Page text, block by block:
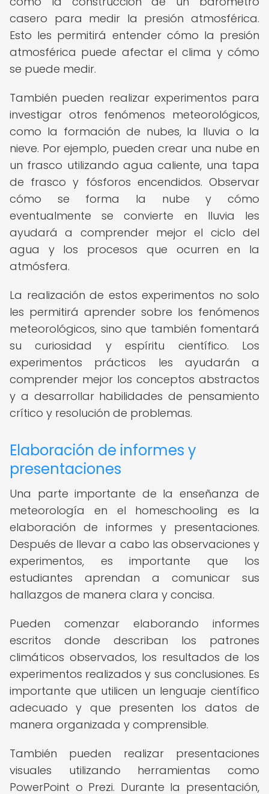
casero para medir la presión atmosférica.
Esto les permitirá entender cómo la presión
atmosférica puede afectar el clima y cómo
se puede medir.
También pueden realizar experimentos para
investigar otros fenómenos meteorológicos,
como la formación de nubes, la lluvia o la
nieve. Por ejemplo, pueden crear una nube en
un frasco utilizando agua caliente, una tapa
de frasco y fósforos encendidos. Observar
cómo se forma la nube y cómo
eventualmente se convierte en lluvia les
ayudará a comprender mejor el ciclo del
agua y los procesos que ocurren en la
atmósfera.
La realización de estos experimentos no solo
les permitirá aprender sobre los fenómenos
meteorológicos, sino que también fomentará
su curiosidad y espíritu científico. Los
experimentos prácticos les ayudarán a
comprender mejor los conceptos abstractos
y a desarrollar habilidades de pensamiento
crítico y resolución de problemas.
Elaboración de informes y
presentaciones
Una parte importante de la enseñanza de
meteorología en el homeschooling es la
elaboración de informes y presentaciones.
Después de llevar a cabo las observaciones y
experimentos, es importante que los
estudiantes aprendan a comunicar sus
hallazgos de manera clara y concisa.
Pueden comenzar elaborando informes
escritos donde describan los patrones
climáticos observados, los resultados de los
experimentos realizados y sus conclusiones. Es
importante que utilicen un lenguaje científico
adecuado y que presenten los datos de
manera organizada y comprensible.
También pueden realizar presentaciones
visuales utilizando herramientas como
PowerPoint o Prezi. Durante la presentación,